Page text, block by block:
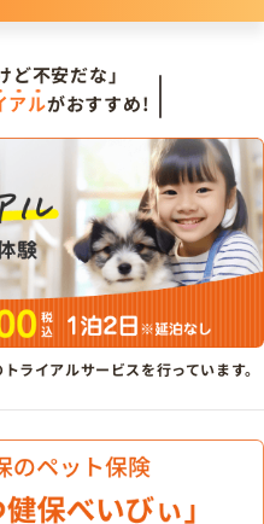
ど不安だな」
アルがおすすめ!
ライアルサービスを行っています。